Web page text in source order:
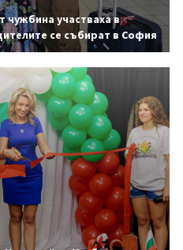
чужбина участваха в
се събират в София